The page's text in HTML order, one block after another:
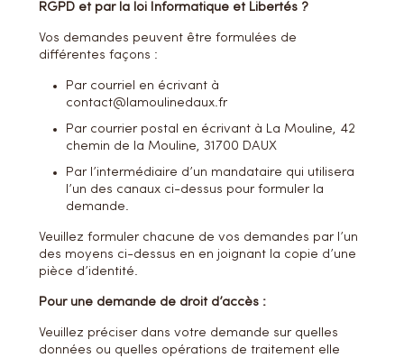
RGPD et par la loi Informatique et Libertés ?
Vos demandes peuvent être formulées de
différentes façons :
Par courriel en écrivant à
contact@lamoulinedaux.fr
Par courrier postal en écrivant à La Mouline, 42
chemin de la Mouline, 31700 DAUX
Par l’intermédiaire d’un mandataire qui utilisera
l’un des canaux ci-dessus pour formuler la
demande.
Veuillez formuler chacune de vos demandes par l’un
des moyens ci-dessus en en joignant la copie d’une
pièce d’identité.
Pour une demande de droit d’accès :
Veuillez préciser dans votre demande sur quelles
données ou quelles opérations de traitement elle